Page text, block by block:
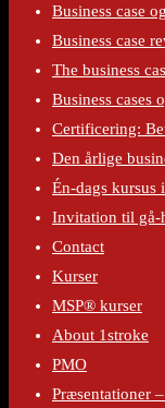
Business case
Business case
The business
Business cases
Certificering:
Den årlige
Én-dags kursus
Invitation til gå-
Contact
Kurser
MSP® kurser
About 1stroke
PMO
Præsentationer